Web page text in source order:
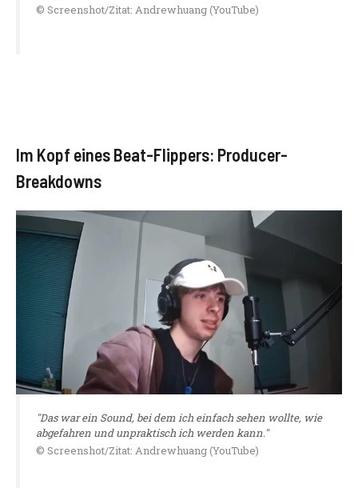
© Screenshot/Zitat: Andrewhuang (YouTube)
Im Kopf eines Beat-Flippers: Producer-
Breakdowns
"Das war ein Sound, bei dem ich einfach sehen wollte, wie
abgefahren und unpraktisch ich werden kann."
© Screenshot/Zitat: Andrewhuang (YouTube)